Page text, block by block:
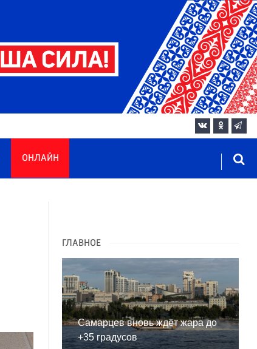
ОНЛАЙН
ГЛАВНОЕ
Самарцев вновь ждёт жара до
+35 градусов